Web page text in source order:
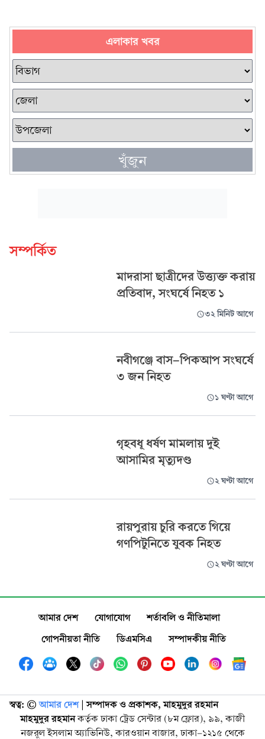
এলাকার খবর
খুঁজুন
সম্পর্কিত
মাদরাসা ছাত্রীদের উত্ত্যক্ত করায়
প্রতিবাদ, সংঘর্ষে নিহত ১
৩২ মিনিট আগে
নবীগঞ্জে বাস-পিকআপ সংঘর্ষে
৩ জন নিহত
১ ঘণ্টা আগে
গৃহবধূ ধর্ষণ মামলায় দুই
আসামির মৃত্যুদণ্ড
২ ঘণ্টা আগে
রায়পুরায় চুরি করতে গিয়ে
গণপিটুনিতে যুবক নিহত
২ ঘণ্টা আগে
আমার দেশ যোগাযোগ
শর্তাবলি ও নীতিমালা
গোপনীয়তা নীতি
ডিএমসিএ সম্পাদকীয় নীতি
স্বত্ব: ©️ আমার দেশ| সম্পাদক ও প্রকাশক, মাহমুদুর রহমান
মাহমুদুর রহমানকর্তৃক ঢাকা ট্রেড সেন্টার (৮ম ফ্লোর), ৯৯, কাজী
নজরুল ইসলাম অ্যাভিনিউ, কারওয়ান বাজার, ঢাকা-১২১৫ থেকে